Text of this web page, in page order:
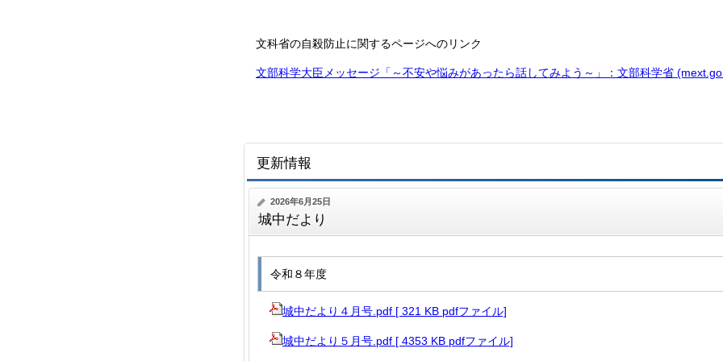
文科省の自殺防止に関するページへのリンク
文部科学大臣メッセージ「～不安や悩みがあったら話してみよう～」：文部科学省
更新情報
2026年6月25日
城中だより
令和８年度
城中だより４月号.pdf [ 321 KB pdfファイル]
城中だより５月号.pdf [ 4353 KB pdfファイル]